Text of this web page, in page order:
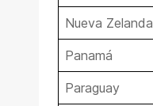
Nueva Zelanda
Panamá
Paraguay